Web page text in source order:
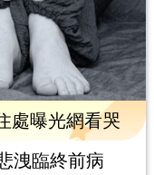
處曝光網看哭
洩臨終前病